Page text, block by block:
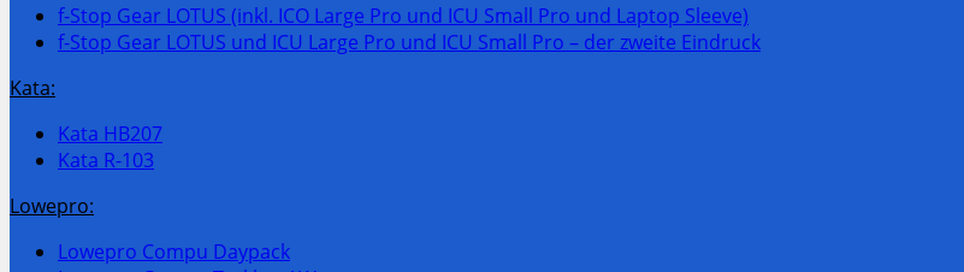
f-Stop Gear LOTUS (inkl. ICO Large Pro und ICU Small Pro und Laptop Sleeve)
f-Stop Gear LOTUS und ICU Large Pro und ICU Small Pro – der zweite Eindruck
Kata:
Kata HB207
Kata R-103
Lowepro:
Lowepro Compu Daypack